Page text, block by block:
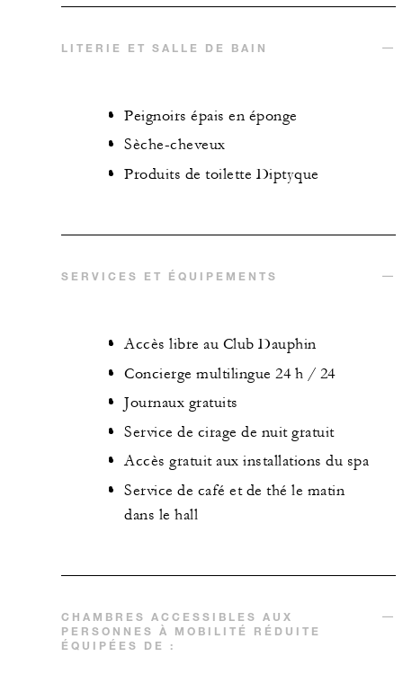
LITERIE ET SALLE DE BAIN
Peignoirs épais en éponge
Sèche-cheveux
Produits de toilette Diptyque
SERVICES ET ÉQUIPEMENTS
Accès libre au Club Dauphin
Concierge multilingue 24 h / 24
Journaux gratuits
Service de cirage de nuit gratuit
Accès gratuit aux installations du spa
Service de café et de thé le matin
dans le hall
CHAMBRES ACCESSIBLES AUX
PERSONNES À MOBILITÉ RÉDUITE
ÉQUIPÉES DE :